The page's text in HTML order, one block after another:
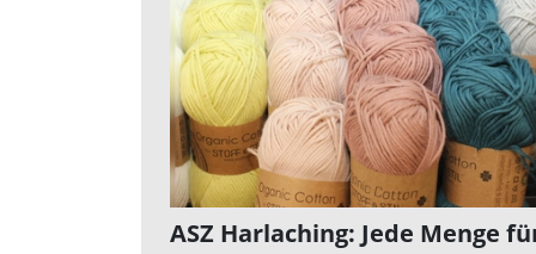
ASZ Harlaching: Jede Menge